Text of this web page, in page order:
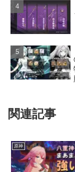
関連記事
原神